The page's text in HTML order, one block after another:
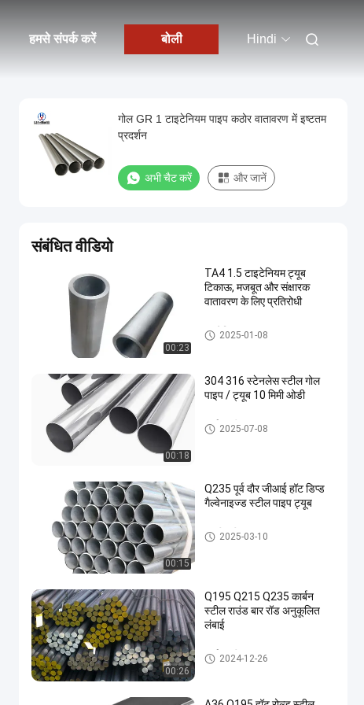
हमसे संपर्क करें बोली Hindi
गोल GR 1 टाइटेनियम पाइप कठोर वातावरण में इष्टतम
प्रदर्शन
अभी चैट करें और जानें
संबंधित वीडियो
00:23
TA4 1.5 टाइटेनियम ट्यूब
टिकाऊ, मजबूत और संक्षारक
वातावरण के लिए प्रतिरोधी
टाइटेनियम ट्यूब
2025-01-08
00:18
304 316 स्टेनलेस स्टील गोल
पाइप / ट्यूब 10 मिमी ओडी
कार्बन स्टील पाइप
2025-07-08
00:15
Q235 पूर्व दौर जीआई हॉट डिप्ड
गैल्वेनाइज्ड स्टील पाइप ट्यूब
जस्ती स्टील पाइप ट्यूब
2025-03-10
00:26
Q195 Q215 Q235 कार्बन
स्टील राउंड बार रॉड अनुकूलित
लंबाई
कार्बन स्टील रॉड
2024-12-26